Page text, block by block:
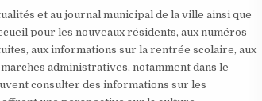
et au journal municipal de la ville ainsi que
pour les nouveaux résidents, aux numéros
aux informations sur la rentrée scolaire, aux
administratives, notamment dans le
consulter des informations sur les